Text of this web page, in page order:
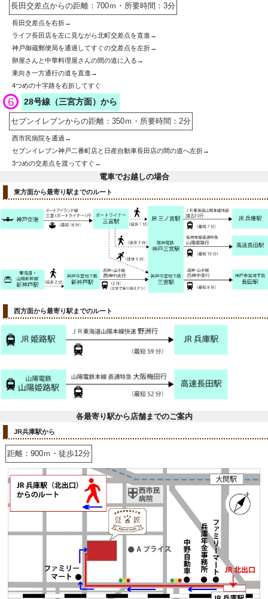
長田交差点からの距離：700ｍ・所要時間：3分
長田交差点を右折→
ライフ長田店を左に見ながら北町交差点を直進→
神戸御蔵郵便局を通過してすぐの交差点を左折→
卵屋さんと中華料理屋さんの間の道に入る→
東向き一方通行の道を直進→
4つめの十字路を右折してすぐ
6 28号線（三宮方面）から
セブンイレブンからの距離：350ｍ・所要時間：2分
西市民病院を通過→
セブンイレブン神戸二番町店と日産自動車長田店の間の道へ左折→
3つめの交差点を渡ってすぐ→
電車でお越しの場合
東方面から最寄り駅までのルート
西方面から最寄り駅までのルート
各最寄り駅から店舗までのご案内
JR兵庫駅から
距離：900ｍ・徒歩12分